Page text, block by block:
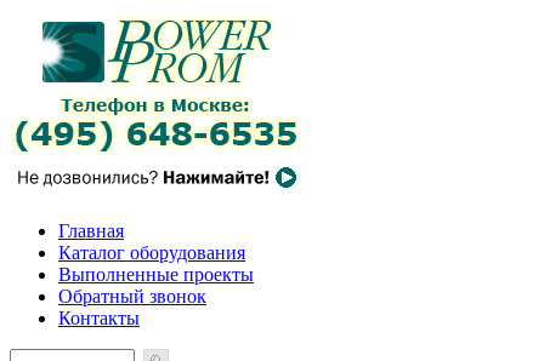
Главная
Каталог оборудования
Выполненные проекты
Обратный звонок
Контакты